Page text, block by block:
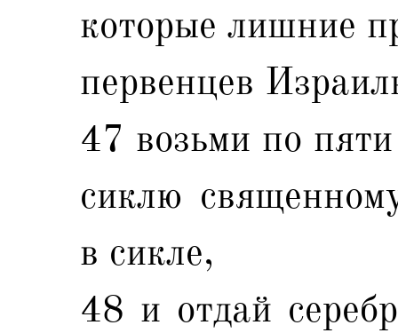
которые лишние
первенцев
47 возьми по
сиклю
в сикле,
48 и отдай